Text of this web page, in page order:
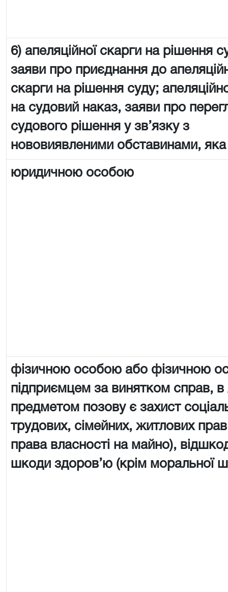
6) апеляційної скарги на рішення
заяви про приєднання до
скарги на рішення суду;
на судовий наказ, заяви про
судового рішення у зв’язку з
нововиявленими обставинами,
юридичною особою
фізичною особою або фізичною
підприємцем за винятком справ, в
предметом позову є захист
трудових, сімейних, житлових
права власності на майно),
шкоди здоров’ю (крім моральної